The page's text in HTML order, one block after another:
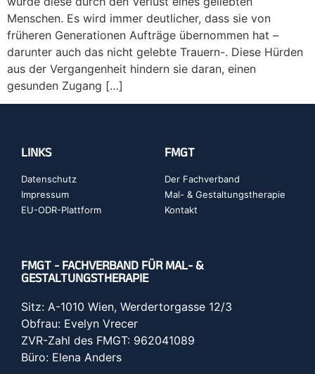
Menschen. Es wird immer deutlicher, dass sie von
früheren Generationen Aufträge übernommen hat –
darunter auch das nicht gelebte Trauern-. Diese Hürden
aus der Vergangenheit hindern sie daran, einen
gesunden Zugang […]
LINKS
Datenschutz
Impressum
EU-ODR-Plattform
FMGT
Der Fachverband
Mal- & Gestaltungstherapie
Kontakt
FMGT - FACHVERBAND FÜR MAL- &
GESTALTUNGSTHERAPIE
Sitz: A-1010 Wien, Werdertorgasse 12/3
Obfrau: Evelyn Vrecer
ZVR-Zahl des FMGT: 962041089
Büro: Elena Anders